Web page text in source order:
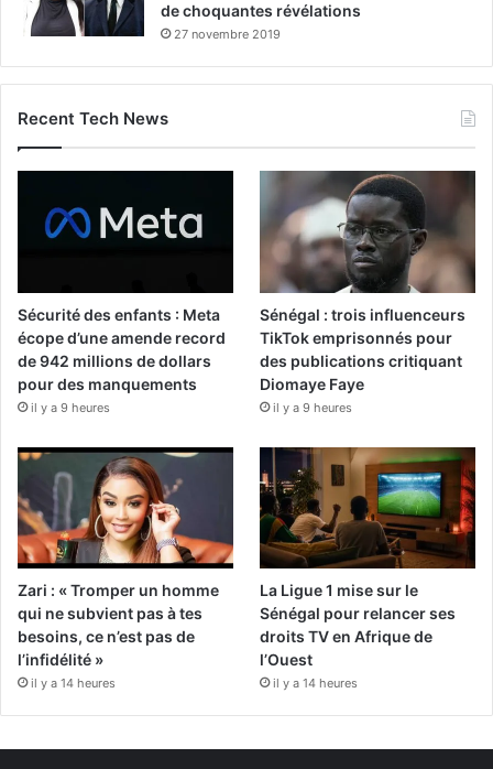
de choquantes révélations
27 novembre 2019
Recent Tech News
Sécurité des enfants : Meta
écope d’une amende record
de 942 millions de dollars
pour des manquements
il y a 9 heures
Sénégal : trois influenceurs
TikTok emprisonnés pour
des publications critiquant
Diomaye Faye
il y a 9 heures
Zari : « Tromper un homme
qui ne subvient pas à tes
besoins, ce n’est pas de
l’infidélité »
il y a 14 heures
La Ligue 1 mise sur le
Sénégal pour relancer ses
droits TV en Afrique de
l’Ouest
il y a 14 heures